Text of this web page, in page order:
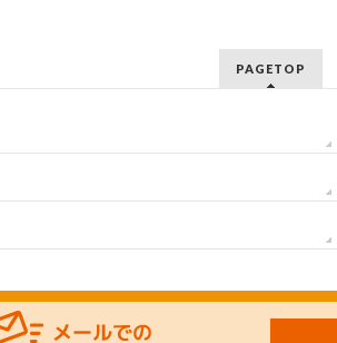
PAGETOP